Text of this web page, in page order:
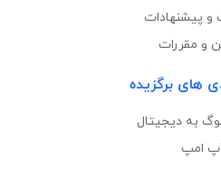
و پیشنهادات
و مقررات
های برگزیده
به دیجیتال
امپ